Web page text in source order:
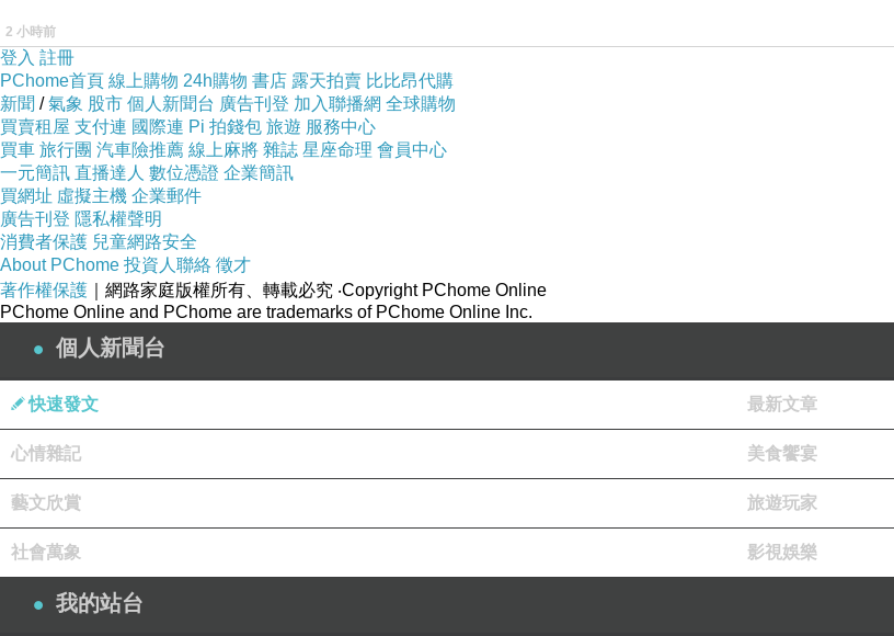
本就是一場絕望的遊戲
素食主義者不知道器官消化著
橫跨類別接觸神
內自省 而外張狂
地正在動
天正在動
是循環不止的權力精神
左左右右
左右右左
無常瑣碎的黑白
全知全能的全熟全熱
一如萬象兼容並蓄著
突閃而過的流星
發紅圈外後默默消失
當一個人倒落才得知
道從來不是平的
2 小時前
登入 註冊
PChome首頁 線上購物 24h購物 書店 露天拍賣 比比昂代購
新聞 /氣象 股市 個人新聞台 廣告刊登 加入聯播網 全球購物
買賣租屋 支付連 國際連 Pi 拍錢包 旅遊 服務中心
買車 旅行團 汽車險推薦 線上麻將 雜誌 星座命理 會員中心
一元簡訊 直播達人 數位憑證 企業簡訊
買網址 虛擬主機 企業郵件
廣告刊登 隱私權聲明
消費者保護 兒童網路安全
About PChome 投資人聯絡 徵才
著作權保護 ｜網路家庭版權所有、轉載必究 ‧Copyright PChome Online
PChome Online and PChome are trademarks of PChome Online Inc.
個人新聞台
快速發文 最新文章
心情雜記 美食饗宴
藝文欣賞 旅遊玩家
社會萬象 影視娛樂
我的站台